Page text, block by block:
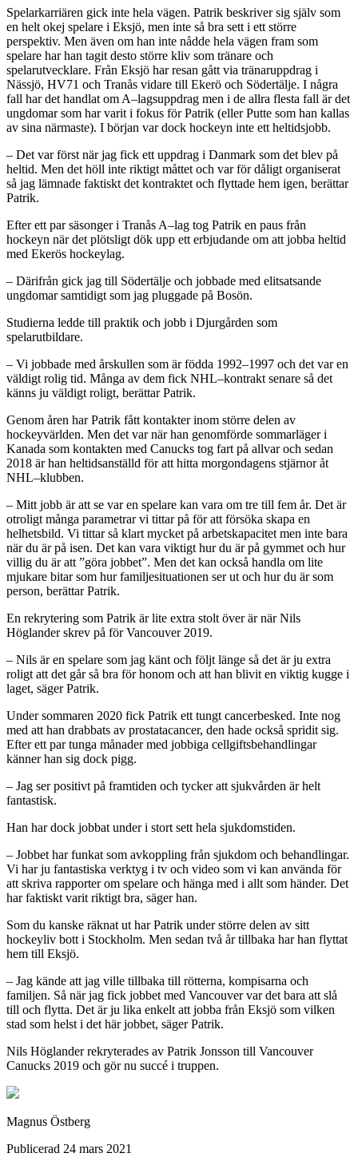
Spelarkarriären gick inte hela vägen. Patrik beskriver sig själv som
en helt okej spelare i Eksjö, men inte så bra sett i ett större
perspektiv. Men även om han inte nådde hela vägen fram som
spelare har han tagit desto större kliv som tränare och
spelarutvecklare. Från Eksjö har resan gått via tränaruppdrag i
Nässjö, HV71 och Tranås vidare till Ekerö och Södertälje. I några
fall har det handlat om A–lagsuppdrag men i de allra flesta fall är det
ungdomar som har varit i fokus för Patrik (eller Putte som han kallas
av sina närmaste). I början var dock hockeyn inte ett heltidsjobb.
– Det var först när jag fick ett uppdrag i Danmark som det blev på
heltid. Men det höll inte riktigt måttet och var för dåligt organiserat
så jag lämnade faktiskt det kontraktet och flyttade hem igen, berättar
Patrik.
Efter ett par säsonger i Tranås A–lag tog Patrik en paus från
hockeyn när det plötsligt dök upp ett erbjudande om att jobba heltid
med Ekerös hockeylag.
– Därifrån gick jag till Södertälje och jobbade med elitsatsande
ungdomar samtidigt som jag pluggade på Bosön.
Studierna ledde till praktik och jobb i Djurgården som
spelarutbildare.
– Vi jobbade med årskullen som är födda 1992–1997 och det var en
väldigt rolig tid. Många av dem fick NHL–kontrakt senare så det
känns ju väldigt roligt, berättar Patrik.
Genom åren har Patrik fått kontakter inom större delen av
hockeyvärlden. Men det var när han genomförde sommarläger i
Kanada som kontakten med Canucks tog fart på allvar och sedan
2018 är han heltidsanställd för att hitta morgondagens stjärnor åt
NHL–klubben.
– Mitt jobb är att se var en spelare kan vara om tre till fem år. Det är
otroligt många parametrar vi tittar på för att försöka skapa en
helhetsbild. Vi tittar så klart mycket på arbetskapacitet men inte bara
när du är på isen. Det kan vara viktigt hur du är på gymmet och hur
villig du är att ”göra jobbet”. Men det kan också handla om lite
mjukare bitar som hur familjesituationen ser ut och hur du är som
person, berättar Patrik.
En rekrytering som Patrik är lite extra stolt över är när Nils
Höglander skrev på för Vancouver 2019.
– Nils är en spelare som jag känt och följt länge så det är ju extra
roligt att det går så bra för honom och att han blivit en viktig kugge i
laget, säger Patrik.
Under sommaren 2020 fick Patrik ett tungt cancerbesked. Inte nog
med att han drabbats av prostatacancer, den hade också spridit sig.
Efter ett par tunga månader med jobbiga cellgiftsbehandlingar
känner han sig dock pigg.
– Jag ser positivt på framtiden och tycker att sjukvården är helt
fantastisk.
Han har dock jobbat under i stort sett hela sjukdomstiden.
– Jobbet har funkat som avkoppling från sjukdom och behandlingar.
Vi har ju fantastiska verktyg i tv och video som vi kan använda för
att skriva rapporter om spelare och hänga med i allt som händer. Det
har faktiskt varit riktigt bra, säger han.
Som du kanske räknat ut har Patrik under större delen av sitt
hockeyliv bott i Stockholm. Men sedan två år tillbaka har han flyttat
hem till Eksjö.
– Jag kände att jag ville tillbaka till rötterna, kompisarna och
familjen. Så när jag fick jobbet med Vancouver var det bara att slå
till och flytta. Det är ju lika enkelt att jobba från Eksjö som vilken
stad som helst i det här jobbet, säger Patrik.
Nils Höglander rekryterades av Patrik Jonsson till Vancouver
Canucks 2019 och gör nu succé i truppen.
Magnus Östberg
Publicerad 24 mars 2021